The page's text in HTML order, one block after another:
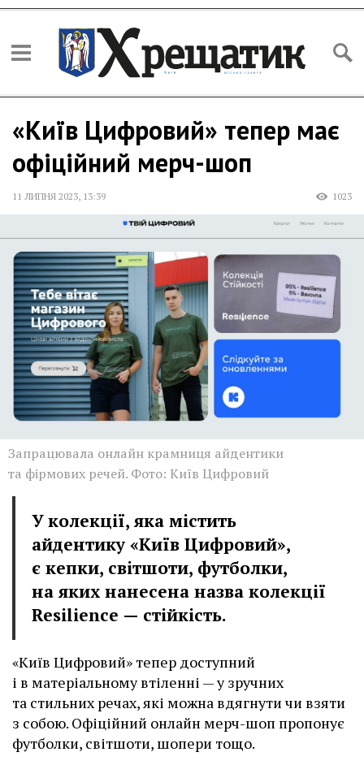
«Київ Цифровий» тепер має
офіційний мерч-шоп
11 ЛИПНЯ 2023, 13:39 1023
Запрацювала онлайн крамниця айдентики
та фірмових речей. Фото: Київ Цифровий
У колекції, яка містить
айдентику «Київ Цифровий»,
є кепки, світшоти, футболки,
на яких нанесена назва колекції
Resilience — стійкість.
«Київ Цифровий» тепер доступний
і в матеріальному втіленні — у зручних
та стильних речах, які можна вдягнути чи взяти
з собою. Офіційний онлайн мерч-шоп пропонує
футболки, світшоти, шопери тощо.